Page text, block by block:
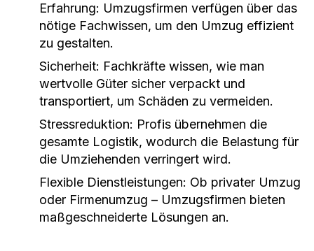
Erfahrung: Umzugsfirmen verfügen über das
nötige Fachwissen, um den Umzug effizient
zu gestalten.
Sicherheit: Fachkräfte wissen, wie man
wertvolle Güter sicher verpackt und
transportiert, um Schäden zu vermeiden.
Stressreduktion: Profis übernehmen die
gesamte Logistik, wodurch die Belastung für
die Umziehenden verringert wird.
Flexible Dienstleistungen: Ob privater Umzug
oder Firmenumzug – Umzugsfirmen bieten
maßgeschneiderte Lösungen an.